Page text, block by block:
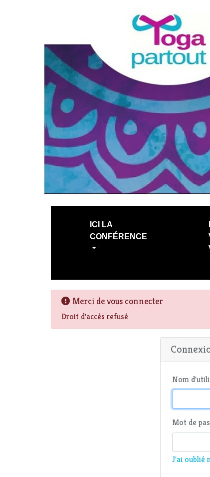
ICI LA
CONFÉRENCE
Merci de vous connecter
Droit d'accès refusé
Nom
Mot de
J'ai oublié